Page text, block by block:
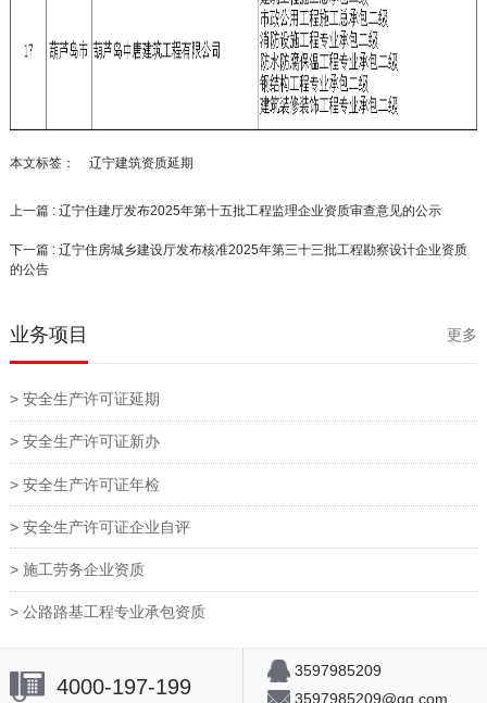
本文标签： 辽宁建筑资质延期
上一篇 : 辽宁住建厅发布2025年第十五批工程监理企业资质审查意见的公示
下一篇 : 辽宁住房城乡建设厅发布核准2025年第三十三批工程勘察设计企业资质
的公告
业务项目 更多
> 安全生产许可证延期
> 安全生产许可证新办
> 安全生产许可证年检
> 安全生产许可证企业自评
> 施工劳务企业资质
> 公路路基工程专业承包资质
4000-197-199
3597985209
3597985209@qq.com